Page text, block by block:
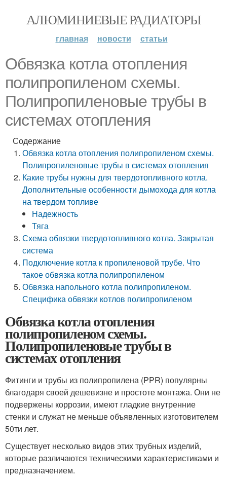
АЛЮМИНИЕВЫЕ РАДИАТОРЫ
главная новости статьи
Обвязка котла отопления
полипропиленом схемы.
Полипропиленовые трубы в
системах отопления
Содержание
Обвязка котла отопления полипропиленом схемы.
Полипропиленовые трубы в системах отопления
Какие трубы нужны для твердотопливного котла.
Дополнительные особенности дымохода для котла
на твердом топливе
Надежность
Тяга
Схема обвязки твердотопливного котла. Закрытая
система
Подключение котла к пропиленовой трубе. Что
такое обвязка котла полипропиленом
Обвязка напольного котла полипропиленом.
Специфика обвязки котлов полипропиленом
Обвязка котла отопления
полипропиленом схемы.
Полипропиленовые трубы в
системах отопления
Фитинги и трубы из полипропилена (PPR) популярны
благодаря своей дешевизне и простоте монтажа. Они не
подвержены коррозии, имеют гладкие внутренние
стенки и служат не меньше объявленных изготовителем
50ти лет.
Существует несколько видов этих трубных изделий,
которые различаются техническими характеристиками и
предназначением.